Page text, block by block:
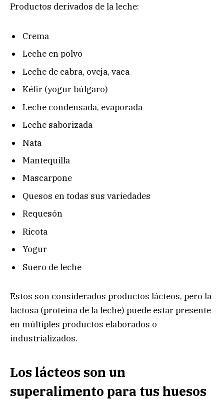
Productos derivados de la leche:
Crema
Leche en polvo
Leche de cabra, oveja, vaca
Kéfir (yogur búlgaro)
Leche condensada, evaporada
Leche saborizada
Nata
Mantequilla
Mascarpone
Quesos en todas sus variedades
Requesón
Ricota
Yogur
Suero de leche
Estos son considerados productos lácteos, pero la
lactosa (proteína de la leche) puede estar presente
en múltiples productos elaborados o
industrializados.
Los lácteos son un
superalimento para tus huesos